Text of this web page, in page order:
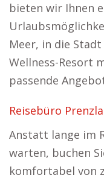
bieten wir Ihnen
Meer, in die
Wellness-Resort
passende
Reisebüro
Anstatt lange im
warten, buchen
komfortabel von